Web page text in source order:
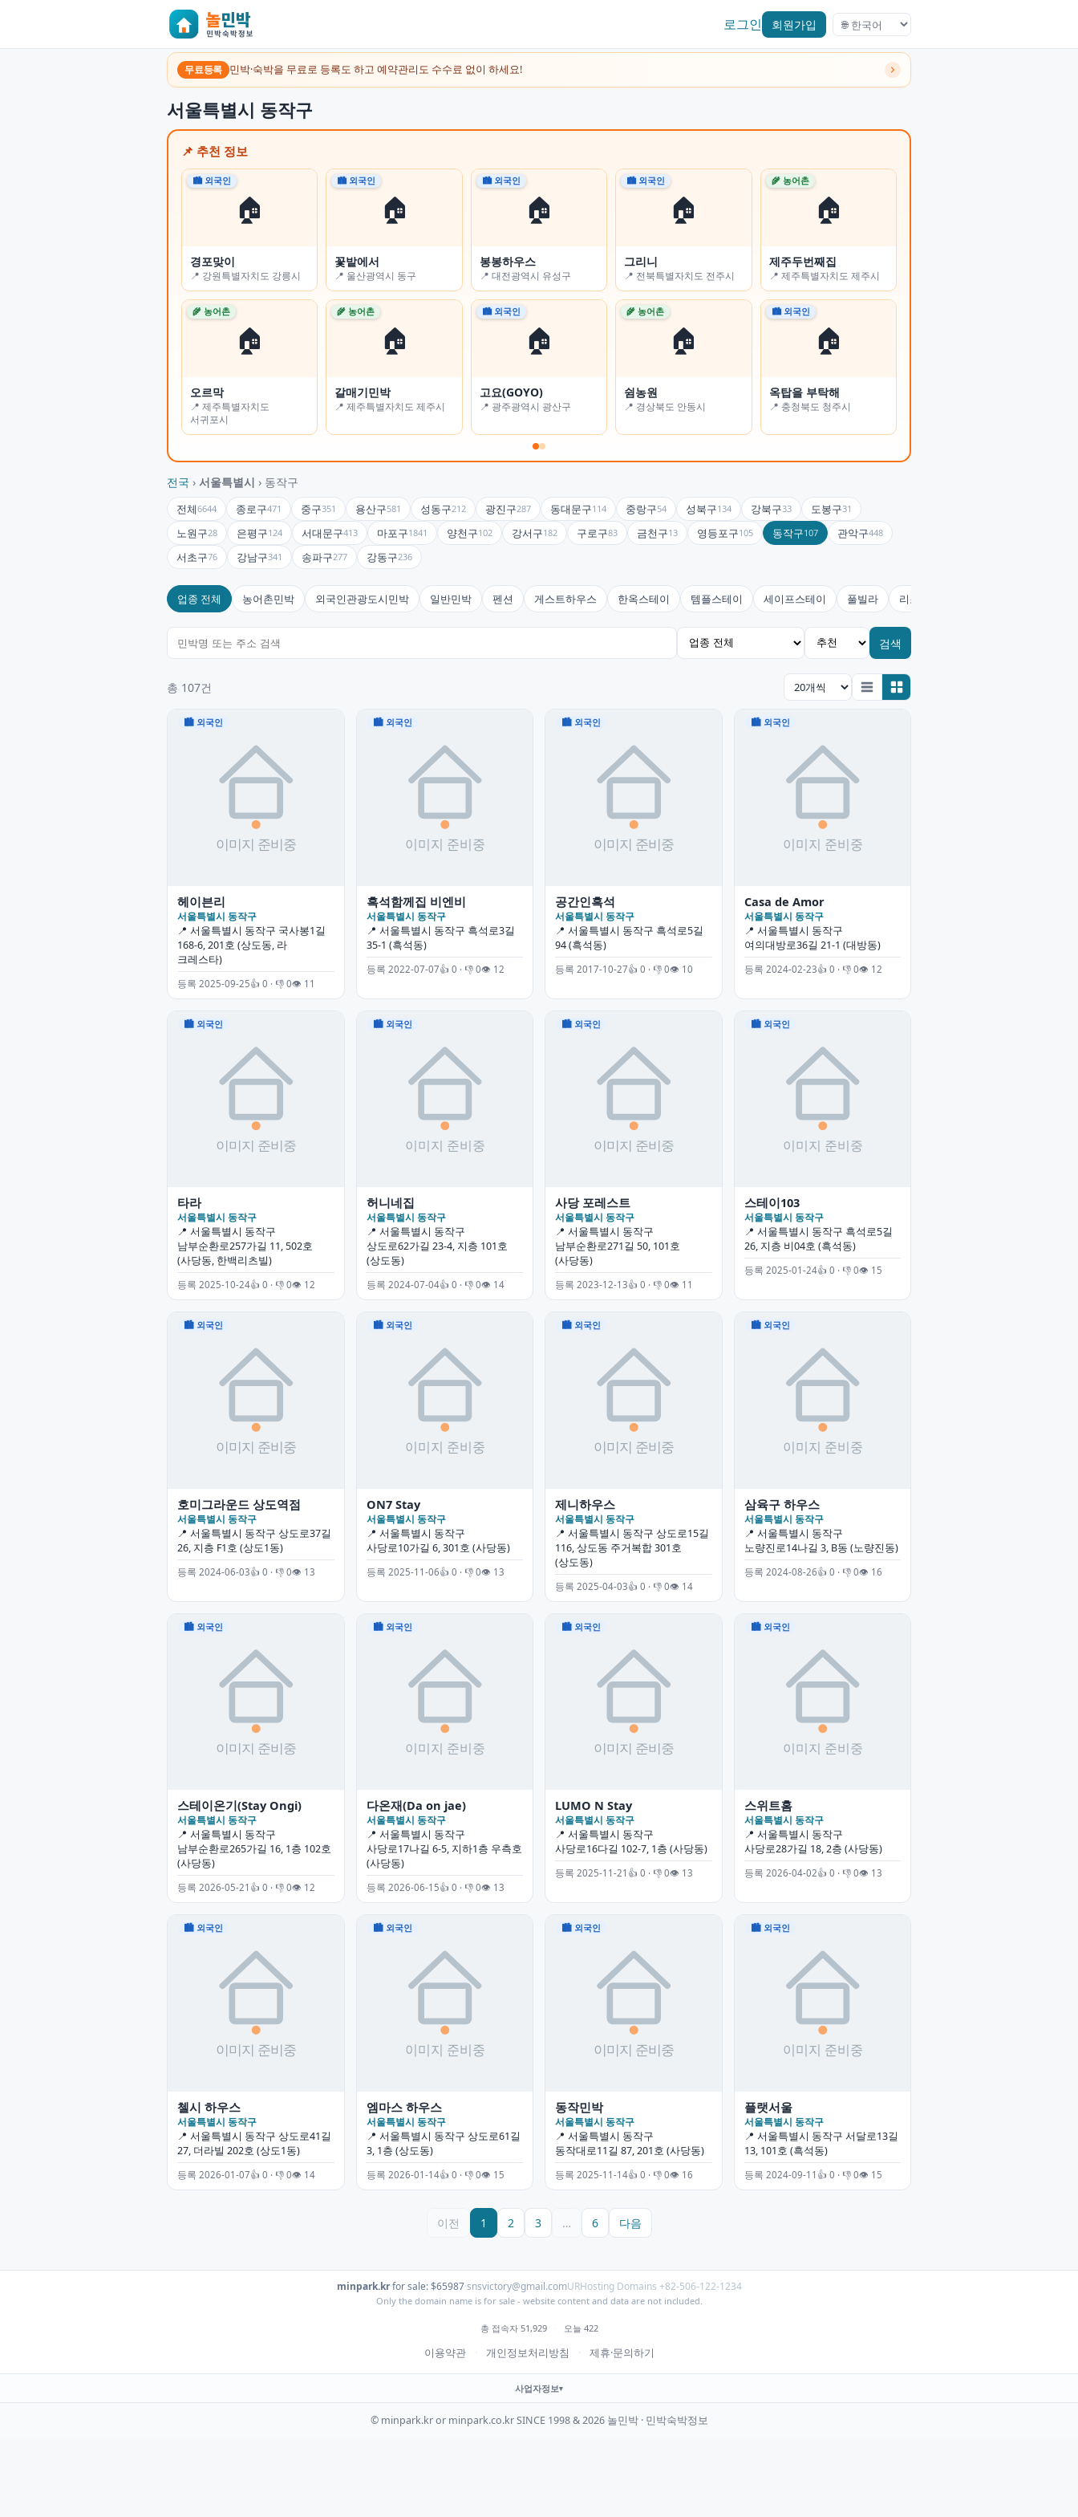
로그인 회원가입
무료등록 민박·숙박을 무료로 등록도 하고 예약관리도 수수료 없이 하세요!
서울특별시 동작구
📌 추천 정보
🏠
🏙 외국인
경포맞이
📍 강원특별자치도 강릉시
🏠
🏙 외국인
꽃밭에서
📍 울산광역시 동구
🏠
🏙 외국인
봉봉하우스
📍 대전광역시 유성구
🏠
🏙 외국인
그리니
📍 전북특별자치도 전주시
🏠
🌾 농어촌
제주두번째집
📍 제주특별자치도 제주시
🏠
🌾 농어촌
오르막
📍 제주특별자치도
서귀포시
🏠
🌾 농어촌
갈매기민박
📍 제주특별자치도 제주시
🏠
🏙 외국인
고요(GOYO)
📍 광주광역시 광산구
🏠
🌾 농어촌
쉼농원
📍 경상북도 안동시
🏠
🏙 외국인
옥탑을 부탁해
📍 충청북도 청주시
🏠
🏙 외국인
오롯 스테이
📍 부산광역시 수영구
🏠
🏙 외국인
꽃잠(Flower-sleep)
📍 충청남도 논산시
🏠
🌾 농어촌
📍 전라남도 고흥군
🏠
🌾 농어촌
경남용추민박
📍 경상남도 함양군
🏠
🌾 농어촌
진부리 민박
📍 강원특별자치도 고성군
🏠
🏙 외국인
가든나인
📍 인천광역시
🌾 농어촌
하늘 풍경
📍 경기도 남양주시
🏠
🏙 외국인
알로하 스테이
📍 서울특별시 강동구
🏠
🏙 외국인
굿스테이
📍 대구광역시 수성구
🏠
🏙 외국인
온정여관(사랑채)
📍 전북특별자치도 남원시
전국 › 서울특별시 › 동작구
전체6644 종로구471 중구351 용산구581 성동구212 광진구287 동대문구114 중랑구54 성북구134 강북구33 도봉구31
노원구28 은평구124 서대문구413 마포구1841 양천구102 강서구182 구로구83 금천구13 영등포구105 동작구107 관악구448
서초구76 강남구341 송파구277 강동구236
업종 전체 농어촌민박 외국인관광도시민박 일반민박 펜션 게스트하우스 한옥스테이 템플스테이 세이프스테이 풀빌라 리조트
검색
총 107건
🏙 외국인
헤이븐리
서울특별시 동작구
📍 서울특별시 동작구 국사봉1길
168-6, 201호 (상도동, 라
크레스타)
등록 2025-09-25👍 0 · 👎 0👁 11
🏙 외국인
흑석함께집 비엔비
서울특별시 동작구
📍 서울특별시 동작구 흑석로3길
35-1 (흑석동)
등록 2022-07-07👍 0 · 👎 0👁 12
🏙 외국인
공간인흑석
서울특별시 동작구
📍 서울특별시 동작구 흑석로5길
94 (흑석동)
등록 2017-10-27👍 0 · 👎 0👁 10
🏙 외국인
Casa de Amor
서울특별시 동작구
📍 서울특별시 동작구
여의대방로36길 21-1 (대방동)
등록 2024-02-23👍 0 · 👎 0👁 12
🏙 외국인
타라
서울특별시 동작구
📍 서울특별시 동작구
남부순환로257가길 11, 502호
(사당동, 한백리츠빌)
등록 2025-10-24👍 0 · 👎 0👁 12
🏙 외국인
허니네집
서울특별시 동작구
📍 서울특별시 동작구
상도로62가길 23-4, 지층 101호
(상도동)
등록 2024-07-04👍 0 · 👎 0👁 14
🏙 외국인
사당 포레스트
서울특별시 동작구
📍 서울특별시 동작구
남부순환로271길 50, 101호
(사당동)
등록 2023-12-13👍 0 · 👎 0👁 11
🏙 외국인
스테이103
서울특별시 동작구
📍 서울특별시 동작구 흑석로5길
26, 지층 비04호 (흑석동)
등록 2025-01-24👍 0 · 👎 0👁 15
🏙 외국인
호미그라운드 상도역점
서울특별시 동작구
📍 서울특별시 동작구 상도로37길
26, 지층 F1호 (상도1동)
등록 2024-06-03👍 0 · 👎 0👁 13
🏙 외국인
ON7 Stay
서울특별시 동작구
📍 서울특별시 동작구
사당로10가길 6, 301호 (사당동)
등록 2025-11-06👍 0 · 👎 0👁 13
🏙 외국인
제니하우스
서울특별시 동작구
📍 서울특별시 동작구 상도로15길
116, 상도동 주거복합 301호
(상도동)
등록 2025-04-03👍 0 · 👎 0👁 14
🏙 외국인
삼육구 하우스
서울특별시 동작구
📍 서울특별시 동작구
노량진로14나길 3, B동 (노량진동)
등록 2024-08-26👍 0 · 👎 0👁 16
🏙 외국인
스테이온기(Stay Ongi)
서울특별시 동작구
📍 서울특별시 동작구
남부순환로265가길 16, 1층 102호
(사당동)
등록 2026-05-21 👍 0 · 👎 0👁 12
🏙 외국인
다온재(Da on jae)
서울특별시 동작구
📍 서울특별시 동작구
사당로17나길 6-5, 지하1층 우측호
(사당동)
등록 2026-06-15👍 0 · 👎 0👁 13
🏙 외국인
LUMO N Stay
서울특별시 동작구
📍 서울특별시 동작구
사당로16다길 102-7, 1층 (사당동)
등록 2025-11-21 👍 0 · 👎 0👁 13
🏙 외국인
스위트홈
서울특별시 동작구
📍 서울특별시 동작구
사당로28가길 18, 2층 (사당동)
등록 2026-04-02👍 0 · 👎 0👁 13
🏙 외국인
첼시 하우스
서울특별시 동작구
📍 서울특별시 동작구 상도로41길
27, 더라빌 202호 (상도1동)
등록 2026-01-07👍 0 · 👎 0👁 14
🏙 외국인
엠마스 하우스
서울특별시 동작구
📍 서울특별시 동작구 상도로61길
3, 1층 (상도동)
등록 2026-01-14👍 0 · 👎 0👁 15
🏙 외국인
동작민박
서울특별시 동작구
📍 서울특별시 동작구
동작대로11길 87, 201호 (사당동)
등록 2025-11-14👍 0 · 👎 0👁 16
🏙 외국인
플랫서울
서울특별시 동작구
📍 서울특별시 동작구 서달로13길
13, 101호 (흑석동)
등록 2024-09-11 👍 0 · 👎 0👁 15
이전 1 2 3 … 6 다음
minpark.kr·for sale: $65987·snsvictory@gmail.comURHosting Domains +82-506-122-1234
Only the domain name is for sale - website content and data are not included.
총 접속자 51,929 · 오늘 422
이용약관 · 개인정보처리방침 · 제휴·문의하기
사업자정보
© minpark.kr or minpark.co.kr SINCE 1998 & 2026 놀민박 · 민박숙박정보